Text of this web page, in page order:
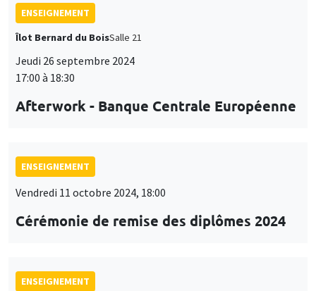
ENSEIGNEMENT
Îlot Bernard du BoisSalle 21
Jeudi 26 septembre 2024
17:00 à 18:30
Afterwork - Banque Centrale Européenne
ENSEIGNEMENT
Vendredi 11 octobre 2024, 18:00
Cérémonie de remise des diplômes 2024
ENSEIGNEMENT